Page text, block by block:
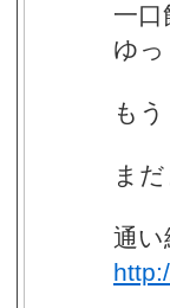
一口
ゆ
も
ま
通